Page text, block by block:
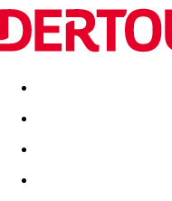
Destinatii Vacanta